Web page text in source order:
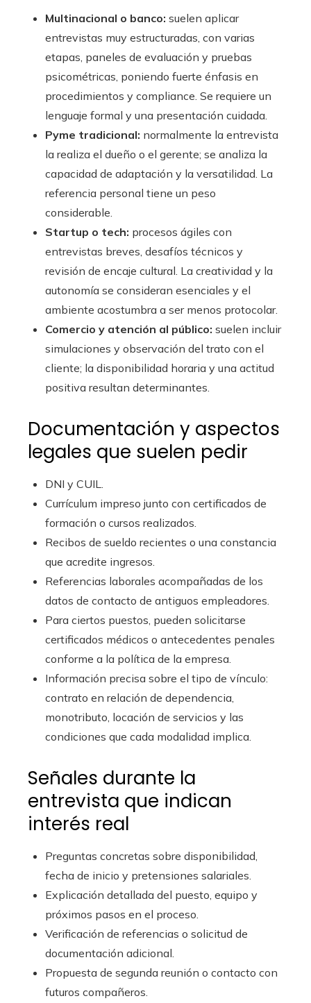
Multinacional o banco: suelen aplicar
entrevistas muy estructuradas, con varias
etapas, paneles de evaluación y pruebas
psicométricas, poniendo fuerte énfasis en
procedimientos y compliance. Se requiere un
lenguaje formal y una presentación cuidada.
Pyme tradicional: normalmente la entrevista
la realiza el dueño o el gerente; se analiza la
capacidad de adaptación y la versatilidad. La
referencia personal tiene un peso
considerable.
Startup o tech: procesos ágiles con
entrevistas breves, desafíos técnicos y
revisión de encaje cultural. La creatividad y la
autonomía se consideran esenciales y el
ambiente acostumbra a ser menos protocolar.
Comercio y atención al público: suelen incluir
simulaciones y observación del trato con el
cliente; la disponibilidad horaria y una actitud
positiva resultan determinantes.
Documentación y aspectos
legales que suelen pedir
DNI y CUIL.
Currículum impreso junto con certificados de
formación o cursos realizados.
Recibos de sueldo recientes o una constancia
que acredite ingresos.
Referencias laborales acompañadas de los
datos de contacto de antiguos empleadores.
Para ciertos puestos, pueden solicitarse
certificados médicos o antecedentes penales
conforme a la política de la empresa.
Información precisa sobre el tipo de vínculo:
contrato en relación de dependencia,
monotributo, locación de servicios y las
condiciones que cada modalidad implica.
Señales durante la
entrevista que indican
interés real
Preguntas concretas sobre disponibilidad,
fecha de inicio y pretensiones salariales.
Explicación detallada del puesto, equipo y
próximos pasos en el proceso.
Verificación de referencias o solicitud de
documentación adicional.
Propuesta de segunda reunión o contacto con
futuros compañeros.